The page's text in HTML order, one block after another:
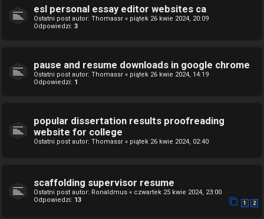
esl personal essay editor websites ca
Ostatni post autor: Thomassr « piątek 26 kwie 2024, 20:09
Odpowiedzi: 3
pause and resume downloads in google chrome
Ostatni post autor: Thomassr « piątek 26 kwie 2024, 14:19
Odpowiedzi: 1
popular dissertation results proofreading
website for college
Ostatni post autor: Thomassr « piątek 26 kwie 2024, 02:40
scaffolding supervisor resume
Ostatni post autor: Ronaldmus « czwartek 25 kwie 2024, 23:00
Odpowiedzi: 13 1 2